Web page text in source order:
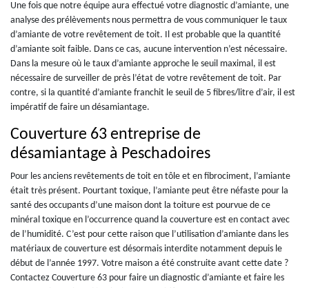
Une fois que notre équipe aura effectué votre diagnostic d’amiante, une
analyse des prélèvements nous permettra de vous communiquer le taux
d’amiante de votre revêtement de toit. Il est probable que la quantité
d’amiante soit faible. Dans ce cas, aucune intervention n’est nécessaire.
Dans la mesure où le taux d’amiante approche le seuil maximal, il est
nécessaire de surveiller de près l’état de votre revêtement de toit. Par
contre, si la quantité d’amiante franchit le seuil de 5 fibres/litre d’air, il est
impératif de faire un désamiantage.
Couverture 63 entreprise de
désamiantage à Peschadoires
Pour les anciens revêtements de toit en tôle et en fibrociment, l’amiante
était très présent. Pourtant toxique, l’amiante peut être néfaste pour la
santé des occupants d’une maison dont la toiture est pourvue de ce
minéral toxique en l’occurrence quand la couverture est en contact avec
de l’humidité. C’est pour cette raison que l’utilisation d’amiante dans les
matériaux de couverture est désormais interdite notamment depuis le
début de l’année 1997. Votre maison a été construite avant cette date ?
Contactez Couverture 63 pour faire un diagnostic d’amiante et faire les